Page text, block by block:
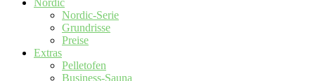
Nordic
Nordic-Serie
Grundrisse
Preise
Extras
Pelletofen
Business-Sauna